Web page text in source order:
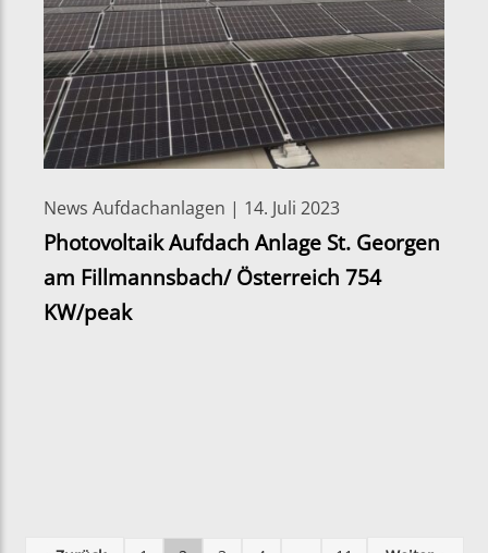
News Aufdachanlagen | 14. Juli 2023
Photovoltaik Aufdach Anlage St. Georgen
am Fillmannsbach/ Österreich 754
KW/peak